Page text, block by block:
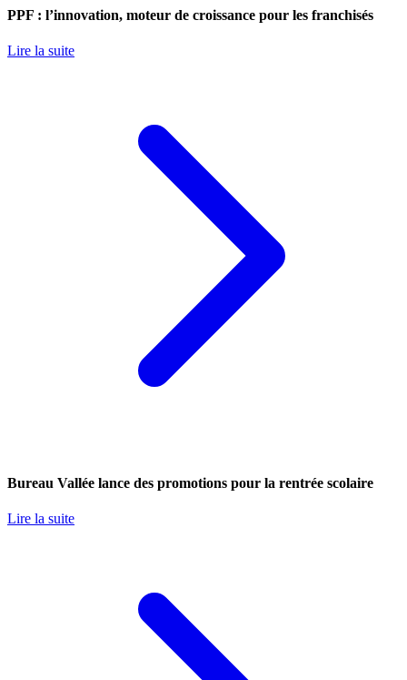
PPF : l’innovation, moteur de croissance pour les franchisés
Lire la suite
Bureau Vallée lance des promotions pour la rentrée scolaire
Lire la suite